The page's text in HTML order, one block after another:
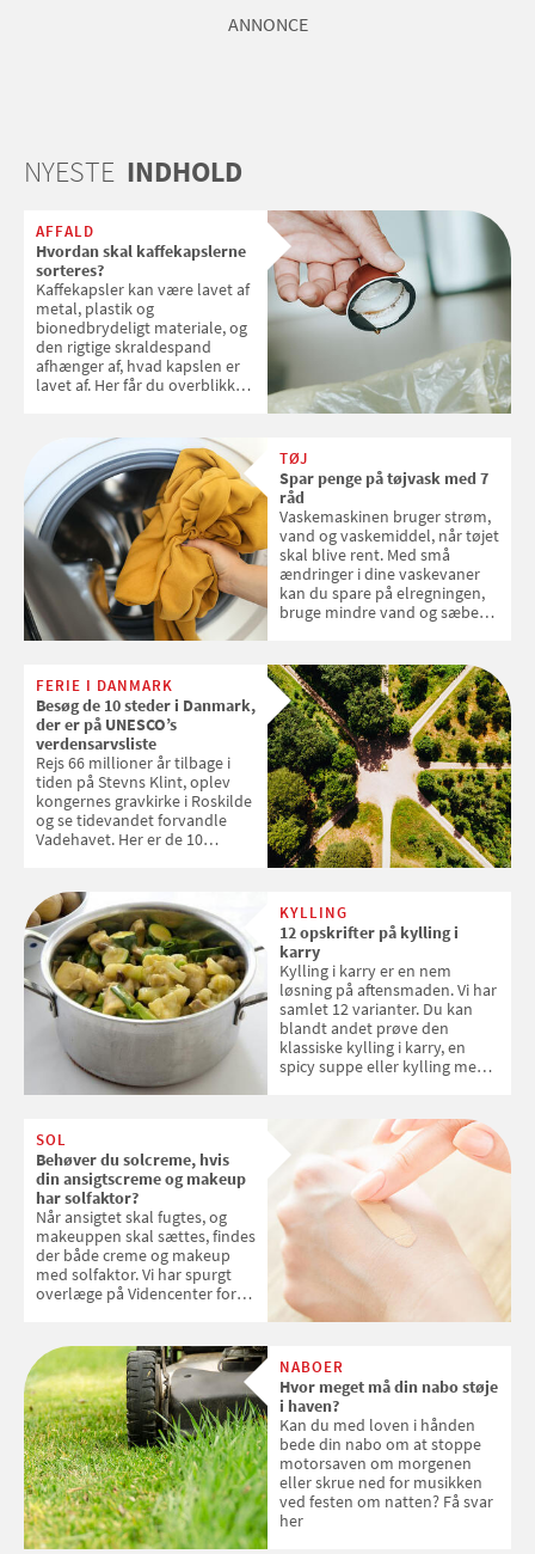
ANNONCE
NYESTE INDHOLD
AFFALD
Hvordan skal kaffekapslerne
sorteres?
Kaffekapsler kan være lavet af
metal, plastik og
bionedbrydeligt materiale, og
den rigtige skraldespand
afhænger af, hvad kapslen er
lavet af. Her får du overblikket
TØJ
Spar penge på tøjvask med 7
råd
Vaskemaskinen bruger strøm,
vand og vaskemiddel, når tøjet
skal blive rent. Med små
ændringer i dine vaskevaner
kan du spare på elregningen,
bruge mindre vand og sæbe
enkle råd til at spare penge på
tøjvasken
FERIE I DANMARK
Besøg de 10 steder i Danmark,
der er på UNESCO’s
verdensarvsliste
Rejs 66 millioner år tilbage i
tiden på Stevns Klint, oplev
kongernes gravkirke i Roskilde
og se tidevandet forvandle
Vadehavet. Her er de 10
KYLLING
12 opskrifter på kylling i
karry
Kylling i karry er en nem
løsning på aftensmaden. Vi har
samlet 12 varianter. Du kan
blandt andet prøve den
klassiske kylling i karry, en
spicy suppe eller kylling med
SOL
Behøver du solcreme, hvis
din ansigtscreme og makeup
har solfaktor?
Når ansigtet skal fugtes, og
makeuppen skal sættes, findes
der både creme og makeup
med solfaktor. Vi har spurgt
overlæge på Videncenter for
med SPF kan erstatte
solcreme, når man bevæger
sig ud i solen
NABOER
Hvor meget må din nabo støje
i haven?
Kan du med loven i hånden
bede din nabo om at stoppe
motorsaven om morgenen
eller skrue ned for musikken
ved festen om natten? Få svar
her